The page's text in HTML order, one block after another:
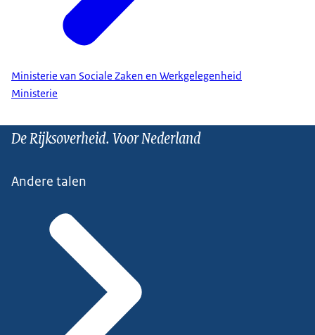
Ministerie van Sociale Zaken en Werkgelegenheid
Ministerie
De Rijksoverheid. Voor Nederland
Andere talen